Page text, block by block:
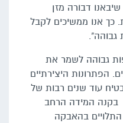
דבורה מזן
כך אנו ממשיכים לקבל
גבוהה".
גבוהה לשמר את
הפתרונות היצירתיים
עוד שנים רבות של
בקנה המידה הרחב
בהאבקה